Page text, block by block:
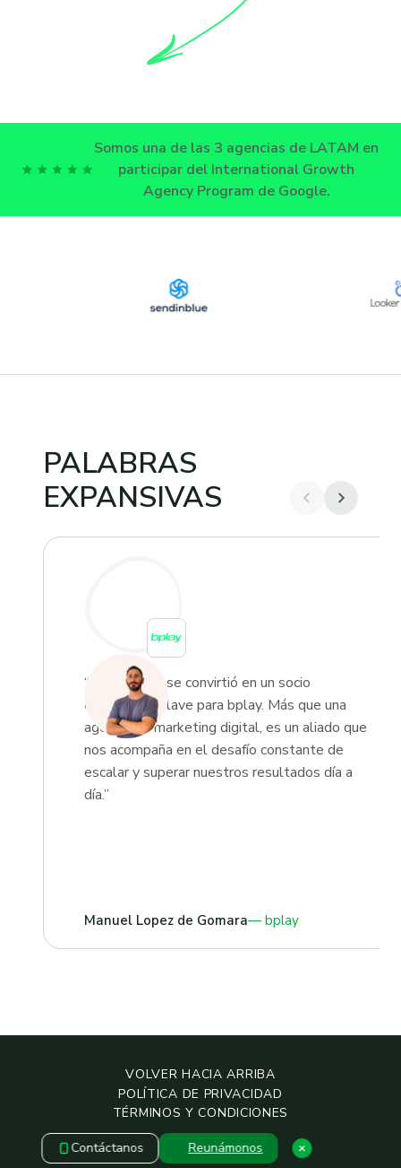
Somos una de las 3 agencias de LATAM en
participar del International Growth
Agency Program de Google.
PALABRAS
EXPANSIVAS
“Growketing se convirtió en un socio
estratégico clave para bplay. Más que una
agencia de marketing digital, es un aliado que
nos acompaña en el desafío constante de
escalar y superar nuestros resultados día a
día.”
Manuel Lopez de Gomara bplay
VOLVER HACIA ARRIBA
POLÍTICA DE PRIVACIDAD
TÉRMINOS Y CONDICIONES
POLÍTICA DE SEGURIDAD
COPYRIGHT © 2019 – 2026 — GROWKETING
Contáctanos Reunámonos